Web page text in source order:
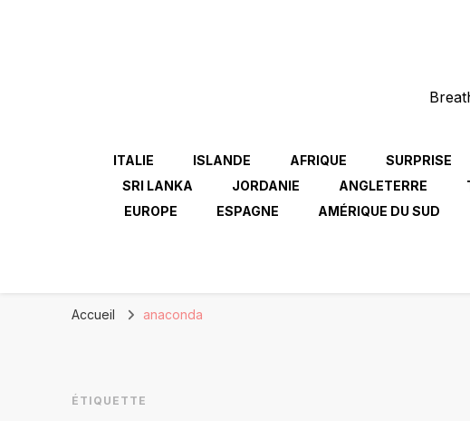
ITALIE ISLANDE AFRIQUE SURPRISE
SRI LANKA
JORDANIE ANGLETERRE
EUROPE
ESPAGNE AMÉRIQUE DU SUD
Accueil anaconda
ÉTIQUETTE